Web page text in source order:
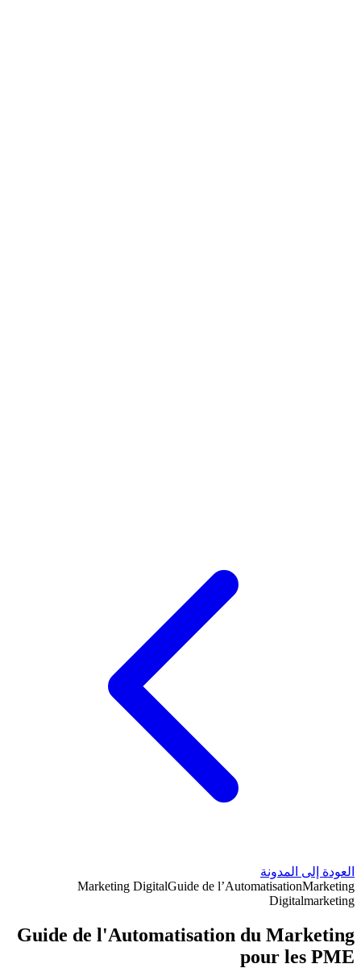
العودة إلى المدونة
Marketing DigitalGuide de l’AutomatisationMarketing
Digitalmarketing
Guide de l'Automatisation du Marketing
pour les PME